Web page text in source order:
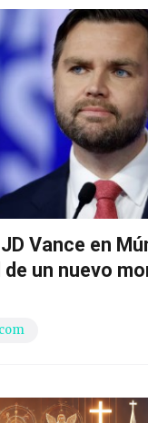
Vance en
un nuevo